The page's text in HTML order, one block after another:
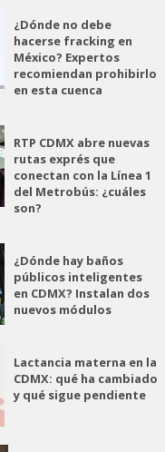
¿Dónde no debe
hacerse fracking en
México? Expertos
recomiendan prohibirlo
en esta cuenca
RTP CDMX abre nuevas
rutas exprés que
conectan con la Línea 1
del Metrobús: ¿cuáles
son?
¿Dónde hay baños
públicos inteligentes
en CDMX? Instalan dos
nuevos módulos
Lactancia materna en la
CDMX: qué ha cambiado
y qué sigue pendiente